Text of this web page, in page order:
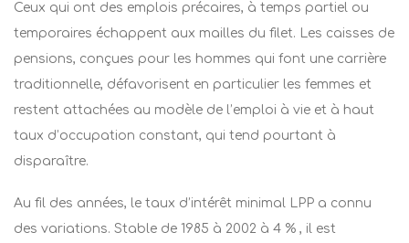
Ceux qui ont des emplois précaires, à temps partiel ou
temporaires échappent aux mailles du filet. Les caisses de
pensions, conçues pour les hommes qui font une carrière
traditionnelle, défavorisent en particulier les femmes et
restent attachées au modèle de l’emploi à vie et à haut
taux d’occupation constant, qui tend pourtant à
disparaître.
Au fil des années, le taux d’intérêt minimal LPP a connu
des variations. Stable de 1985 à 2002 à 4 % , il est